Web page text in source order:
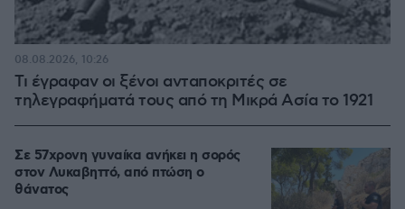
Τι έγραφαν οι ξένοι ανταποκριτές σε
τηλεγραφήματά τους από τη Μικρά Ασία το 1921
08.08.2026, 10:26
Σε 57χρονη γυναίκα ανήκει η σορός
στον Λυκαβηττό, από πτώση ο
θάνατος